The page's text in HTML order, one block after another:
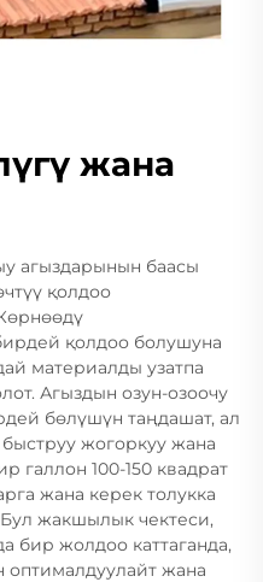
жана
агыздарынын баасы
қолдоо
қолдоо болушуна
материалды узатпа
Агыздын озун-озоочу
бөлүшүн таңдашат, ал
жогоркуу жана
галлон 100-150 квадрат
жана керек толукка
жакшылык чектеси,
бир жолдоо каттаганда,
жана